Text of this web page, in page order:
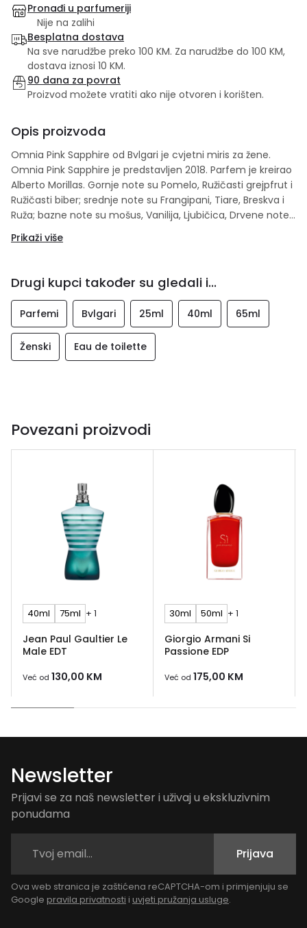
Pronađi u parfumeriji
Nije na zalihi
Besplatna dostava
Na sve narudžbe preko 100 KM. Za narudžbe do 100 KM,
dostava iznosi 10 KM.
90 dana za povrat
Proizvod možete vratiti ako nije otvoren i korišten.
Opis proizvoda
Omnia Pink Sapphire od Bvlgari je cvjetni miris za žene.
Omnia Pink Sapphire je predstavljen 2018. Parfem je kreirao
Alberto Morillas. Gornje note su Pomelo, Ružičasti grejpfrut i
Ružičasti biber; srednje note su Frangipani, Tiare, Breskva i
Ruža; bazne note su mošus, Vanilija, Ljubičica, Drvene note,
Prikaži više
Drugi kupci također su gledali i...
Parfemi Bvlgari 25ml 40ml 65ml
Ženski Eau de toilette
Povezani proizvodi
40ml 75ml + 1
Jean Paul Gaultier Le
Male EDT
Već od 130,00 KM
30ml 50ml + 1
Giorgio Armani Si
Passione EDP
Već od 175,00 KM
Newsletter
Prijavi se za naš newsletter i uživaj u ekskluzivnim
ponudama
Prijava
Ova web stranica je zaštićena reCAPTCHA-om i primjenjuju se
Google pravila privatnosti i uvjeti pružanja usluge.